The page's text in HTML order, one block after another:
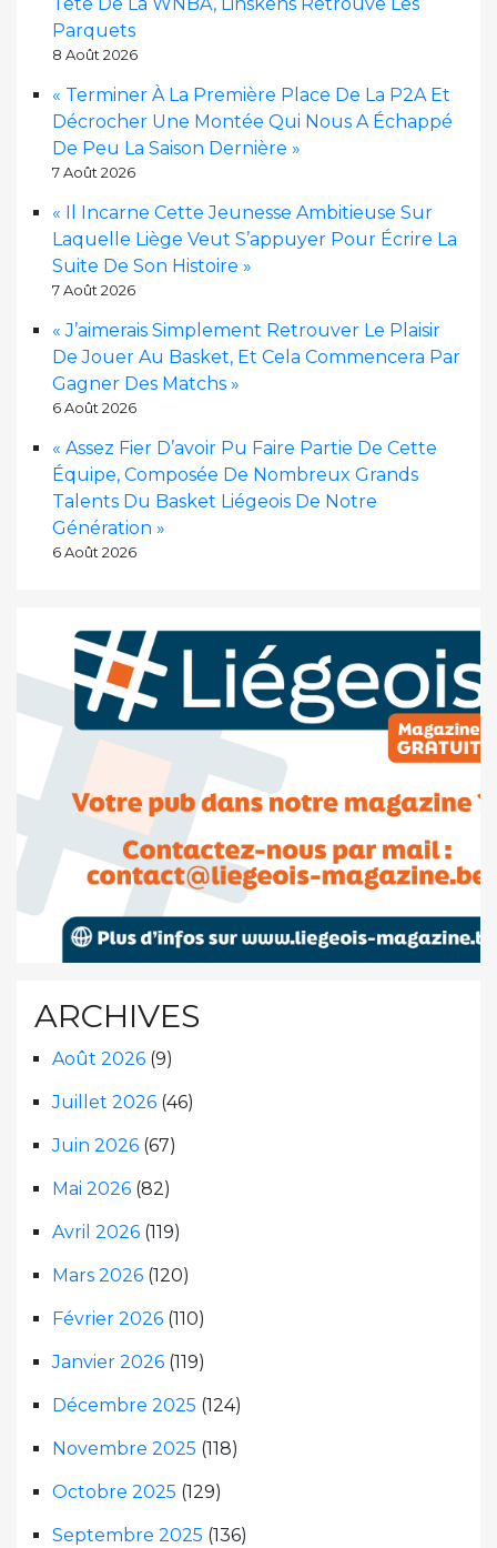
Parquets
8 Août 2026
« Terminer À La Première Place De La P2A Et
Décrocher Une Montée Qui Nous A Échappé
De Peu La Saison Dernière »
7 Août 2026
« Il Incarne Cette Jeunesse Ambitieuse Sur
Laquelle Liège Veut S’appuyer Pour Écrire La
Suite De Son Histoire »
7 Août 2026
« J’aimerais Simplement Retrouver Le Plaisir
De Jouer Au Basket, Et Cela Commencera Par
Gagner Des Matchs »
6 Août 2026
« Assez Fier D’avoir Pu Faire Partie De Cette
Équipe, Composée De Nombreux Grands
Talents Du Basket Liégeois De Notre
Génération »
6 Août 2026
ARCHIVES
Août 2026 (9)
Juillet 2026 (46)
Juin 2026 (67)
Mai 2026 (82)
Avril 2026 (119)
Mars 2026 (120)
Février 2026 (110)
Janvier 2026 (119)
Décembre 2025 (124)
Novembre 2025 (118)
Octobre 2025 (129)
Septembre 2025 (136)